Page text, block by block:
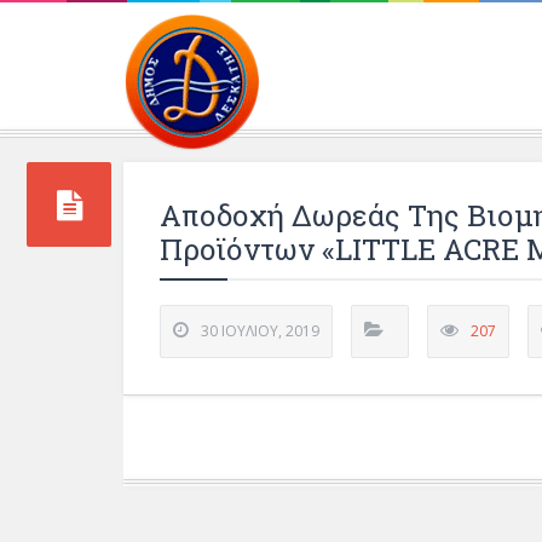
Αποδοχή Δωρεάς Της
Προϊόντων «LITTLE ACRE
30 ΙΟΥΛΊΟΥ, 2019 207